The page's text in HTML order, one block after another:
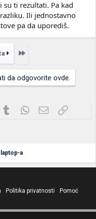
su ti rezultati. Pa kad
Ili jednostavno
pa da uporediš.
Poslednja
da odgovorite ovde.
TumblrWhatsApp
Imejl Link
a
Politika privatnosti
Pomoć